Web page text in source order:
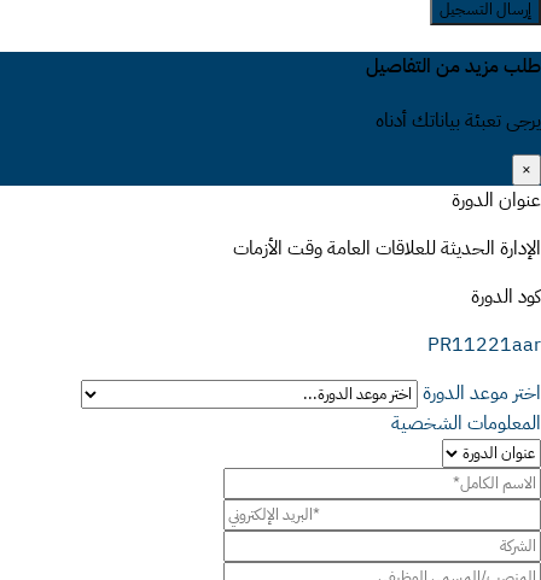
إرسال التسجيل
طلب مزيد من التفاصيل
يرجى تعبئة بياناتك أدناه
×
عنوان الدورة
الإدارة الحديثة للعلاقات العامة وقت الأزمات
كود الدورة
PR11221aar
اختر موعد الدورة
المعلومات الشخصية